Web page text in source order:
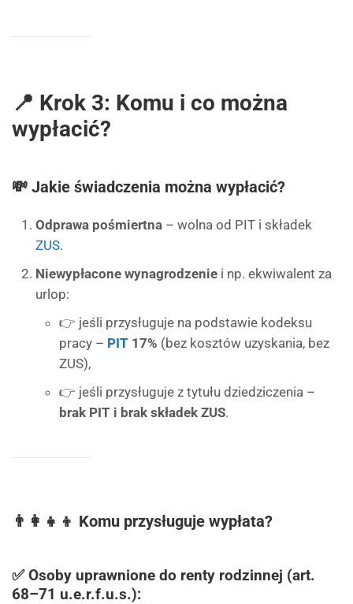
📍 Krok 3: Komu i co można
wypłacić?
💸 Jakie świadczenia można wypłacić?
Odprawa pośmiertna – wolna od PIT i składek
ZUS.
Niewypłacone wynagrodzenie i np. ekwiwalent za
urlop:
👉 jeśli przysługuje na podstawie kodeksu
pracy – PIT 17% (bez kosztów uzyskania, bez
ZUS),
👉 jeśli przysługuje z tytułu dziedziczenia –
brak PIT i brak składek ZUS.
👨‍👩‍👧‍👦 Komu przysługuje wypłata?
✅ Osoby uprawnione do renty rodzinnej (art.
68–71 u.e.r.f.u.s.):